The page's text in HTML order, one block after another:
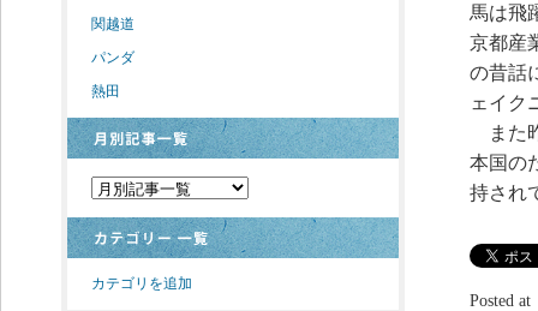
関越道
パンダ
熱田
カテゴリを追加
馬は飛
京都産
の昔話
ェイク
また
本国の
持され
Posted